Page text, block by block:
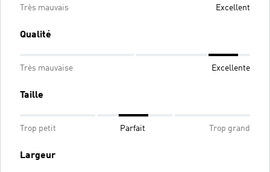
Très mauvais Excellent
Qualité
Très mauvaise Excellente
Taille
Trop petit Parfait Trop grand
Largeur